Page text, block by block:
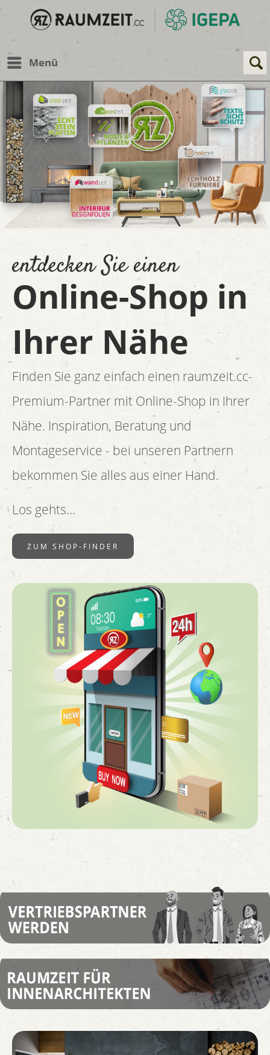
Menü
entdecken Sie einen
Online-Shop in
Ihrer Nähe
Finden Sie ganz einfach einen raumzeit.cc-
Premium-Partner mit Online-Shop in Ihrer
Nähe. Inspiration, Beratung und
Montageservice - bei unseren Partnern
bekommen Sie alles aus einer Hand.
Los gehts...
ZUM SHOP-FINDER